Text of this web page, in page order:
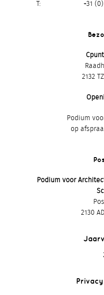
+31
2132
Podium
op
Podium voor
2130